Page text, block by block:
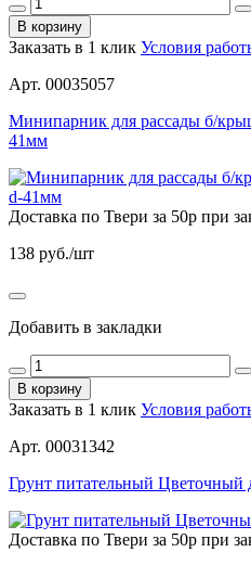
В корзину
Заказать в 1 клик Условия
Арт. 00035057
Минипарник для рассады б/
41мм
Доставка по Твери за 50р при
138 руб./шт
Добавить в закладки
В корзину
Заказать в 1 клик Условия
Арт. 00031342
Грунт питательный Цветочный
Доставка по Твери за 50р при